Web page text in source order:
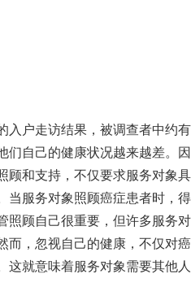
入户走访结果，被调查者中约
们自己的健康状况越来越差。
顾和支持，不仅要求服务对象
当服务对象照顾癌症患者时，
照顾自己很重要，但许多服务
而，忽视自己的健康，不仅对
这就意味着服务对象需要其他